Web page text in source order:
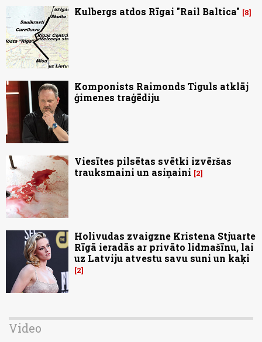
Kulbergs atdos Rīgai "Rail Baltica" 8
Komponists Raimonds Tiguls atklāj
ģimenes traģēdiju
Viesītes pilsētas svētki izvēršas
trauksmaini un asiņaini
2
Holivudas zvaigzne Kristena Stjuarte
Rīgā ieradās ar privāto lidmašīnu, lai
uz Latviju atvestu savu suni un kaķi
2
Video